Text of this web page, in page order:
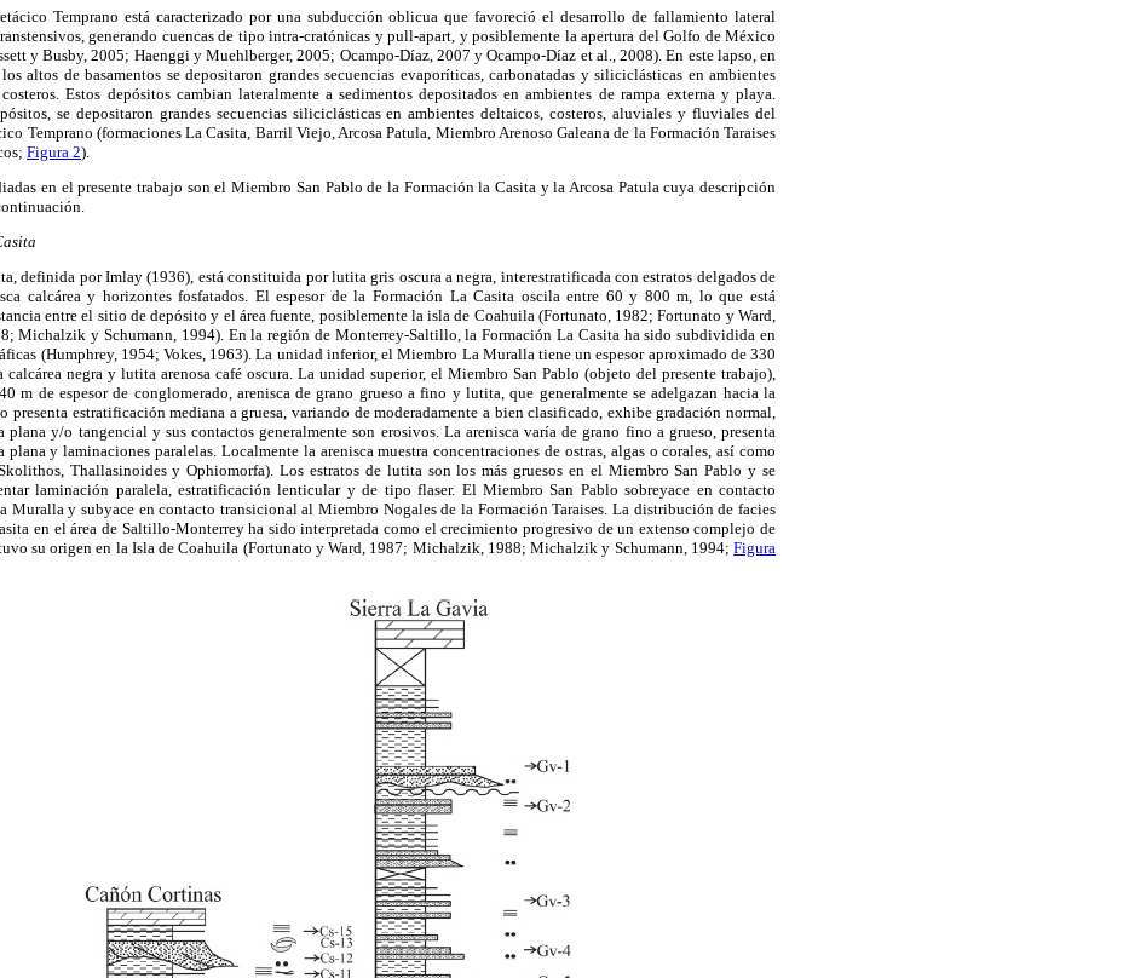
Temprano está caracterizado por una subducción oblicua que favoreció el desarrollo de fallamiento lateral
generando cuencas de tipo intra-cratónicas y pull-apart, y posiblemente la apertura del Golfo de México
y Busby, 2005; Haenggi y Muehlberger, 2005; Ocampo-Díaz, 2007 y Ocampo-Díaz et al., 2008). En este lapso, en
altos de basamentos se depositaron grandes secuencias evaporíticas, carbonatadas y siliciclásticas en ambientes
Estos depósitos cambian lateralmente a sedimentos depositados en ambientes de rampa externa y playa.
se depositaron grandes secuencias siliciclásticas en ambientes deltaicos, costeros, aluviales y fluviales del
Temprano (formaciones La Casita, Barril Viejo, Arcosa Patula, Miembro Arenoso Galeana de la Formación Taraises
Figura 2).
en el presente trabajo son el Miembro San Pablo de la Formación la Casita y la Arcosa Patula cuya descripción
definida por Imlay (1936), está constituida por lutita gris oscura a negra, interestratificada con estratos delgados de
calcárea y horizontes fosfatados. El espesor de la Formación La Casita oscila entre 60 y 800 m, lo que está
entre el sitio de depósito y el área fuente, posiblemente la isla de Coahuila (Fortunato, 1982; Fortunato y Ward,
Michalzik y Schumann, 1994). En la región de Monterrey-Saltillo, la Formación La Casita ha sido subdividida en
(Humphrey, 1954; Vokes, 1963). La unidad inferior, el Miembro La Muralla tiene un espesor aproximado de 330
negra y lutita arenosa café oscura. La unidad superior, el Miembro San Pablo (objeto del presente trabajo),
m de espesor de conglomerado, arenisca de grano grueso a fino y lutita, que generalmente se adelgazan hacia la
presenta estratificación mediana a gruesa, variando de moderadamente a bien clasificado, exhibe gradación normal,
plana y/o tangencial y sus contactos generalmente son erosivos. La arenisca varía de grano fino a grueso, presenta
plana y laminaciones paralelas. Localmente la arenisca muestra concentraciones de ostras, algas o corales, así como
Thallasinoides y Ophiomorfa). Los estratos de lutita son los más gruesos en el Miembro San Pablo y se
laminación paralela, estratificación lenticular y de tipo flaser. El Miembro San Pablo sobreyace en contacto
Muralla y subyace en contacto transicional al Miembro Nogales de la Formación Taraises. La distribución de facies
en el área de Saltillo-Monterrey ha sido interpretada como el crecimiento progresivo de un extenso complejo de
su origen en la Isla de Coahuila (Fortunato y Ward, 1987; Michalzik, 1988; Michalzik y Schumann, 1994; Figura